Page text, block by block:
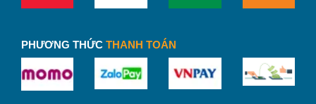
PHƯƠNG THỨC THANH TOÁN